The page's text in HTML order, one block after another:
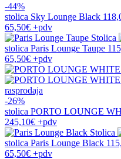
-44%
stolica Sky Lounge Black
65,50€ +pdv
stolica Paris Lounge Taupe
65,50€ +pdv
rasprodaja
-26%
stolica PORTO LOUNGE
245,10€ +pdv
stolica Paris Lounge Black
65,50€ +pdv